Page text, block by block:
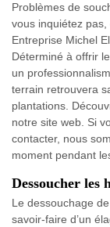
Problèmes de
vous inquiétez
Entreprise Michel
Déterminé à offrir
un
terrain retrouvera
plantations.
notre site web. Si
contacter, nous
moment pendant
Dessoucher les
Le dessouchage
savoir-faire d’un